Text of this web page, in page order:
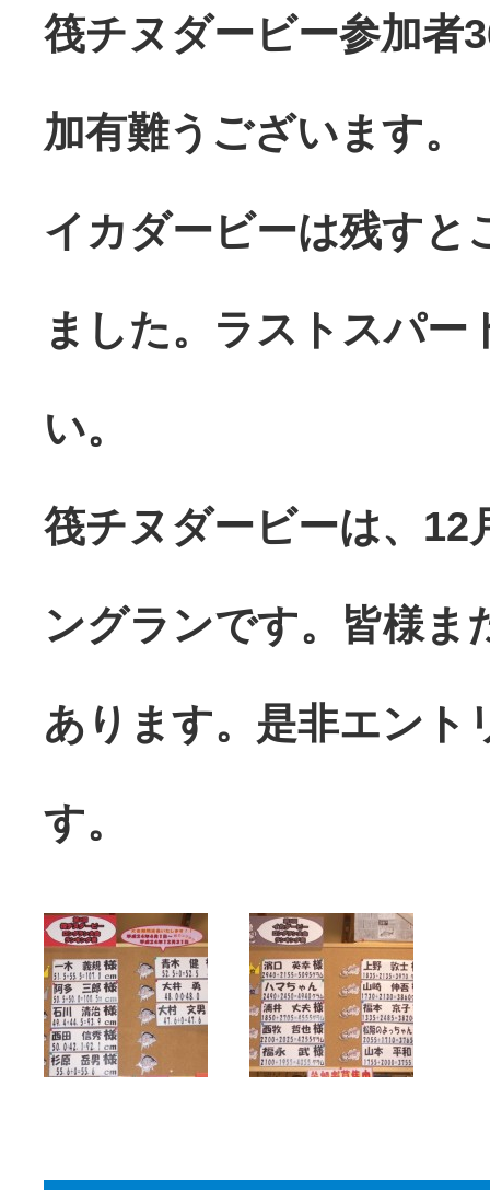
筏チヌダービー参加者
加有難うございます。
イカダービーは残すと
ました。ラストスパー
い。
筏チヌダービーは、12
ングランです。皆様ま
あります。是非エント
す。